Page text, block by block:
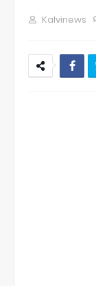
Kalvinews